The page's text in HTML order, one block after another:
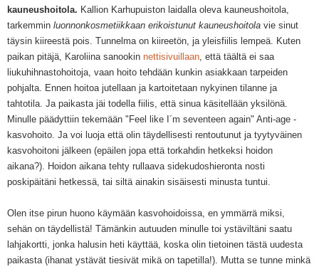
kauneushoitola. Kallion Karhupuiston laidalla oleva kauneushoitola,
tarkemmin luonnonkosmetiikkaan erikoistunut kauneushoitola vie sinut
täysin kiireestä pois. Tunnelma on kiireetön, ja yleisfiilis lempeä. Kuten
paikan pitäjä, Karoliina sanookin nettisivuillaan , että täältä ei saa
liukuhihnastohoitoja, vaan hoito tehdään kunkin asiakkaan tarpeiden
pohjalta. Ennen hoitoa jutellaan ja kartoitetaan nykyinen tilanne ja
tahtotila. Ja paikasta jäi todella fiilis, että sinua käsitellään yksilönä.
Minulle päädyttiin tekemään "Feel like I´m seventeen again" Anti-age -
kasvohoito. Ja voi luoja että olin täydellisesti rentoutunut ja tyytyväinen
kasvohoitoni jälkeen (epäilen jopa että torkahdin hetkeksi hoidon
aikana?). Hoidon aikana tehty rullaava sidekudoshieronta nosti
poskipäitäni hetkessä, tai siltä ainakin sisäisesti minusta tuntui.
Olen itse pirun huono käymään kasvohoidoissa, en ymmärrä miksi,
sehän on täydellistä! Tämänkin autuuden minulle toi ystäviltäni saatu
lahjakortti, jonka halusin heti käyttää, koska olin tietoinen tästä uudesta
paikasta (ihanat ystävät tiesivät mikä on tapetilla!). Mutta se tunne minkä